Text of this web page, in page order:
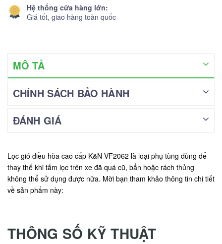
Hệ thống cửa hàng lớn:
Giá tốt, giao hàng toàn quốc
MÔ TẢ
CHÍNH SÁCH BẢO HÀNH
ĐÁNH GIÁ
Lọc gió điều hòa cao cấp K&N VF2062 là loại phụ tùng dùng để
thay thế khi tấm lọc trên xe đã quá cũ, bẩn hoặc rách thủng
không thể sử dụng được nữa. Mời bạn tham khảo thông tin chi tiết
về sản phẩm này:
THÔNG SỐ KỸ THUẬT